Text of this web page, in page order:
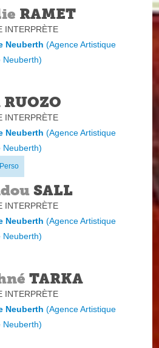
RAMET
INTERPRÈTE
Neuberth(Agence Artistique
Neuberth)
RUOZO
INTERPRÈTE
Neuberth(Agence Artistique
Neuberth)
SALL
INTERPRÈTE
Neuberth(Agence Artistique
Neuberth)
TARKA
INTERPRÈTE
Neuberth(Agence Artistique
Neuberth)